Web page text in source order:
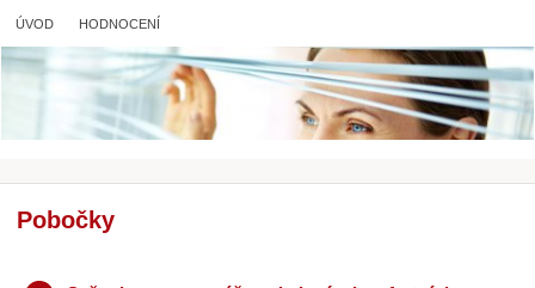
ÚVOD HODNOCENÍ
Pobočky